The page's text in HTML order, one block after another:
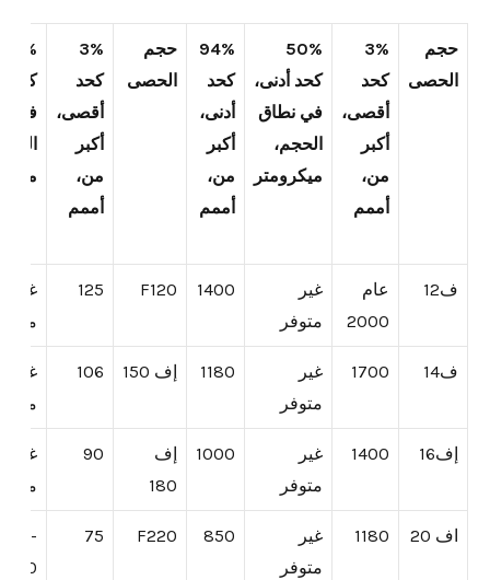
حجم
الحصى
3%
كحد
أقصى،
أكبر
من،
أممم
50%
كحد أدنى،
في نطاق
الحجم،
ميكرومتر
94%
كحد
أدنى،
أكبر
من،
أممم
حجم
الحصى
3%
كحد
أقصى،
أكبر
من،
أممم
50%
كحد
في
ف12
عام
2000
غير
متوفر
1400
F120
125
غير
ف14 1700
غير
متوفر
1180 إف 150 106
غير
إف16 1400
غير
متوفر
1000
إف
180
90
غير
اف 20 1180
غير
متوفر
850
F220
75
56.0